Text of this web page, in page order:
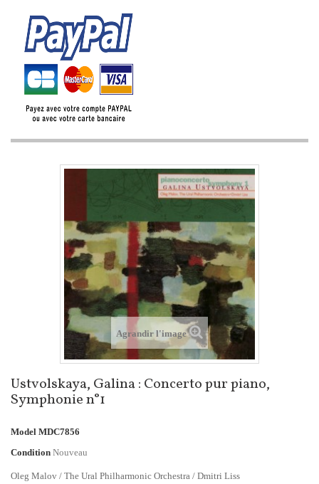
Agrandir l'image
Ustvolskaya, Galina : Concerto pur piano,
Symphonie n°1
Model MDC7856
Condition Nouveau
Oleg Malov / The Ural Philharmonic Orchestra / Dmitri Liss